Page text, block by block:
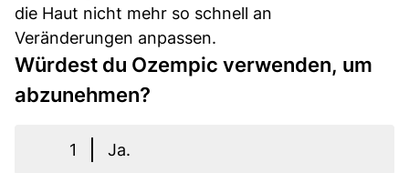
die Haut nicht mehr so schnell an
Veränderungen anpassen.
Würdest du Ozempic verwenden, um
abzunehmen?
1 Ja.